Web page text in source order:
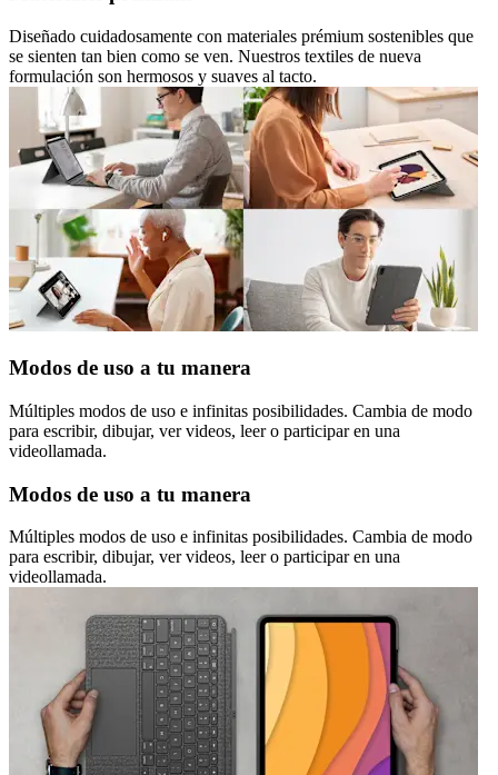
Diseñado cuidadosamente con materiales prémium sostenibles que
se sienten tan bien como se ven. Nuestros textiles de nueva
formulación son hermosos y suaves al tacto.
Modos de uso a tu manera
Múltiples modos de uso e infinitas posibilidades. Cambia de modo
para escribir, dibujar, ver videos, leer o participar en una
videollamada.
Modos de uso a tu manera
Múltiples modos de uso e infinitas posibilidades. Cambia de modo
para escribir, dibujar, ver videos, leer o participar en una
videollamada.